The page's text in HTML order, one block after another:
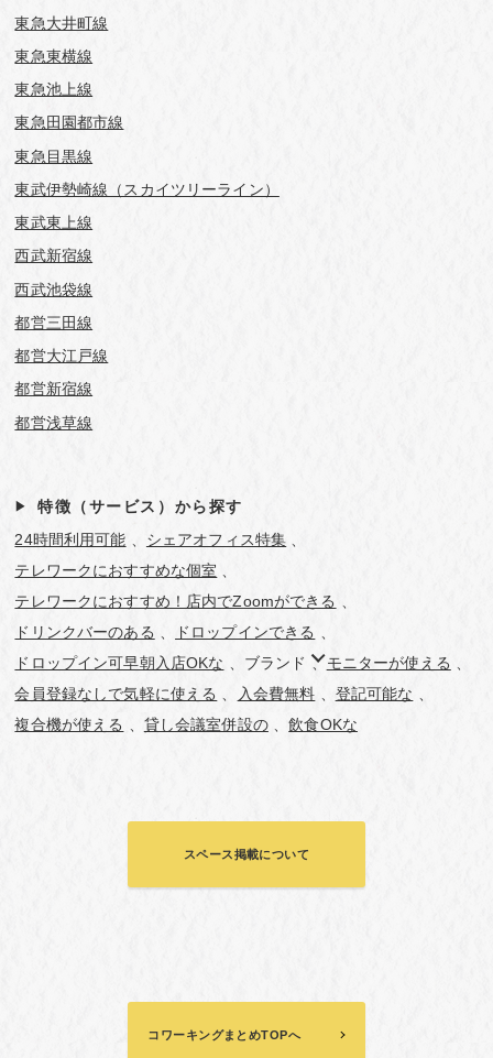
東急大井町線
東急東横線
東急池上線
東急田園都市線
東急目黒線
東武伊勢崎線（スカイツリーライン）
東武東上線
西武新宿線
西武池袋線
都営三田線
都営大江戸線
都営新宿線
都営浅草線
特徴（サービス）から探す
24時間利用可能
シェアオフィス特集
テレワークにおすすめな個室
テレワークにおすすめ！店内でZoomができる
ドリンクバーのある
ドロップインできる
ドロップイン可早朝入店OKな
ブランド
モニターが使える
会員登録なしで気軽に使える
入会費無料
登記可能な
複合機が使える
貸し会議室併設の 飲食OKな
スペース掲載について
コワーキングまとめTOPへ